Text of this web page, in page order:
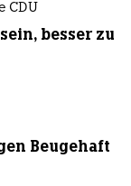
CDU
besser zu
Beugehaft